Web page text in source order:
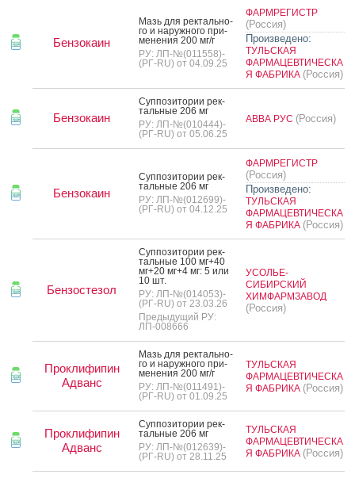
Бензокаин
Мазь для рек­таль­но­
го и на­руж­но­го при­
мене­ния 200 мг/г
РУ: ЛП-№(011558)-
(РГ-RU) от 04.09.25
ФАРМРЕГИСТР
(Россия)
Произведено:
ТУЛЬСКАЯ
ФАРМАЦЕВТИЧЕСКА
Я ФАБРИКА (Россия)
Бензокаин
Суп­по­зито­рии рек­
таль­ные 206 мг
РУ: ЛП-№(010444)-
(РГ-RU) от 05.06.25
АВВА РУС (Россия)
Бензокаин
Суп­по­зито­рии рек­
таль­ные 206 мг
РУ: ЛП-№(012699)-
(РГ-RU) от 04.12.25
ФАРМРЕГИСТР
(Россия)
Произведено:
ТУЛЬСКАЯ
ФАРМАЦЕВТИЧЕСКА
Я ФАБРИКА (Россия)
Бензостезол
Суп­по­зито­рии рек­
таль­ные 100 мг+40
мг+20 мг+4 мг: 5 или
10 шт.
РУ: ЛП-№(014053)-
(РГ-RU) от 23.03.26
Предыдущий РУ:
ЛП-008666
УСОЛЬЕ-
СИБИРСКИЙ
ХИМФАРМЗАВОД
(Россия)
Проклифипин
Адванс
Мазь для рек­таль­но­
го и на­руж­но­го при­
мене­ния 200 мг/г
РУ: ЛП-№(011491)-
(РГ-RU) от 01.09.25
ТУЛЬСКАЯ
ФАРМАЦЕВТИЧЕСКА
Я ФАБРИКА (Россия)
Проклифипин
Адванс
Суп­по­зито­рии рек­
таль­ные 206 мг
РУ: ЛП-№(012639)-
(РГ-RU) от 28.11.25
ТУЛЬСКАЯ
ФАРМАЦЕВТИЧЕСКА
Я ФАБРИКА (Россия)